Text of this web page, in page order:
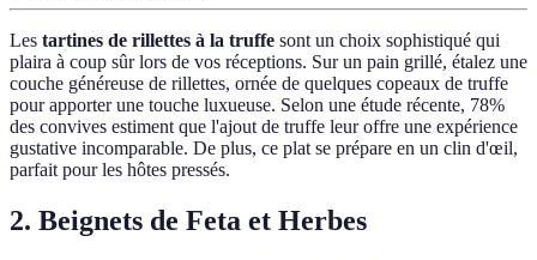
Les tartines de rillettes à la truffe sont un choix sophistiqué qui
plaira à coup sûr lors de vos réceptions. Sur un pain grillé, étalez une
couche généreuse de rillettes, ornée de quelques copeaux de truffe
pour apporter une touche luxueuse. Selon une étude récente, 78%
des convives estiment que l'ajout de truffe leur offre une expérience
gustative incomparable. De plus, ce plat se prépare en un clin d'œil,
parfait pour les hôtes pressés.
2. Beignets de Feta et Herbes